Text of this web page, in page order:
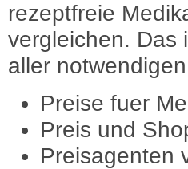
rezeptfreie
vergleichen. Das
aller
Preise fuer
Preis und
Preisagenten